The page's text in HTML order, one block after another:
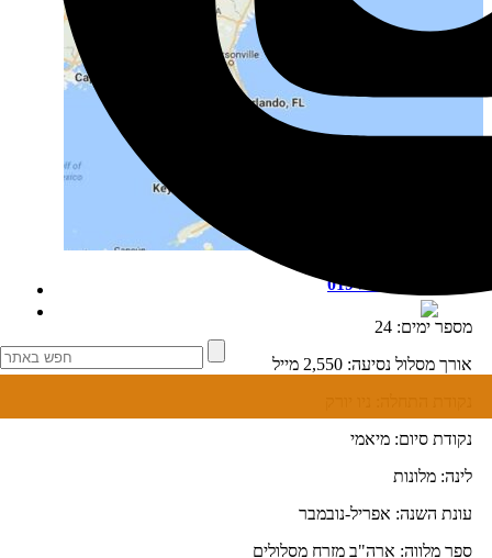
תוכנית טיול מזרח 019
מספר ימים: 24
אורך מסלול נסיעה: 2,550 מייל
נקודת סיום: מיאמי
לינה: מלונות
עונת השנה: אפריל-נובמבר
ספר מלווה: ארה"ב מזרח מסלולים